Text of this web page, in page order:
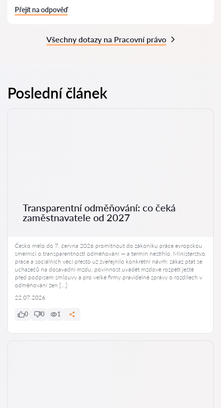
Přejít na odpověď
Všechny dotazy na Pracovní právo
Poslední článek
Transparentní odměňování: co čeká
zaměstnavatele od 2027
Česko mělo do 7. června 2026 promítnout do zákoníku práce evropskou
směrnici o transparentnosti odměňování — a termín nestihlo. Ministerstvo
práce a sociálních věcí přesto už zveřejnilo konkrétní návrh: zákaz ptát se
uchazečů na dosavadní mzdu, povinnost uvádět mzdové rozpětí ještě
před podpisem smlouvy a pro velké firmy pravidelné zprávy o rozdílech v
odměňování žen […]
22.07.2026
0 0 1